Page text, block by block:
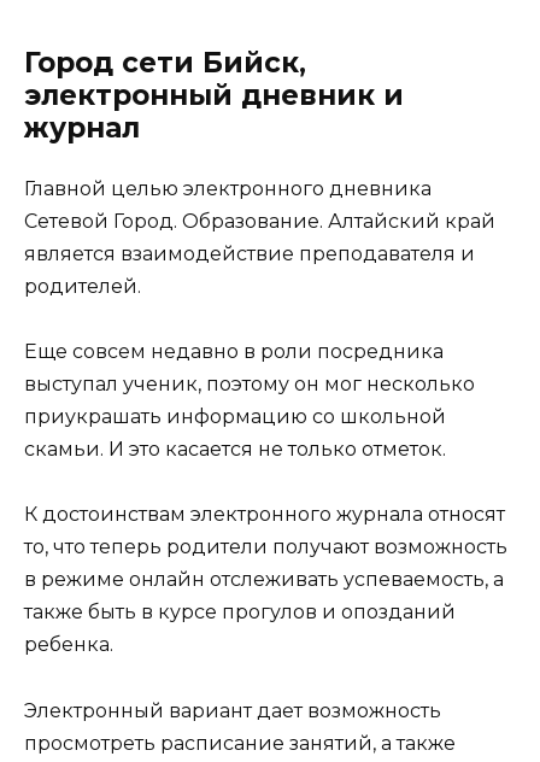
Город сети Бийск,
электронный дневник и
журнал
Главной целью электронного дневника
Сетевой Город. Образование. Алтайский край
является взаимодействие преподавателя и
родителей.
Еще совсем недавно в роли посредника
выступал ученик, поэтому он мог несколько
приукрашать информацию со школьной
скамьи. И это касается не только отметок.
К достоинствам электронного журнала относят
то, что теперь родители получают возможность
в режиме онлайн отслеживать успеваемость, а
также быть в курсе прогулов и опозданий
ребенка.
Электронный вариант дает возможность
просмотреть расписание занятий, а также